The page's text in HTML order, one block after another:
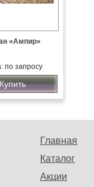
«Ампир»
по запросу
Купить
Главная
Каталог
Акции